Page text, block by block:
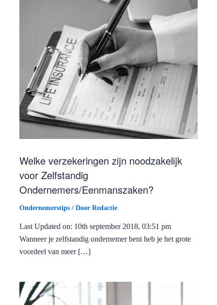
Welke verzekeringen zijn noodzakelijk
voor Zelfstandig
Ondernemers/Eenmanszaken?
Ondernemerstips / Door Redactie
Last Updated on: 10th september 2018, 03:51 pm
Wanneer je zelfstandig ondernemer bent heb je het grote
voordeel van meer […]